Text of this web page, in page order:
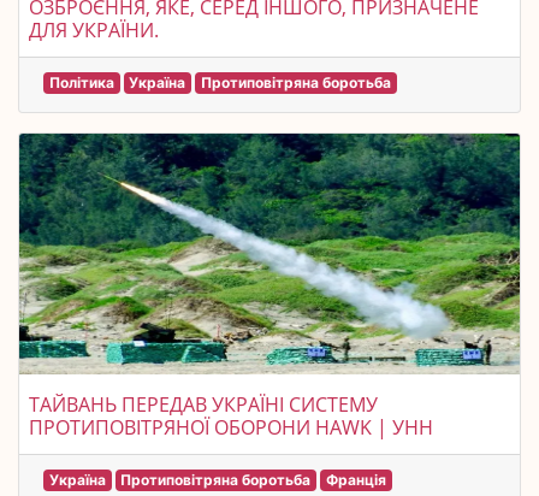
ОЗБРОЄННЯ, ЯКЕ, СЕРЕД ІНШОГО, ПРИЗНАЧЕНЕ
ДЛЯ УКРАЇНИ.
Політика Україна Протиповітряна боротьба
ТАЙВАНЬ ПЕРЕДАВ УКРАЇНІ СИСТЕМУ
ПРОТИПОВІТРЯНОЇ ОБОРОНИ HAWK | УНН
Україна Протиповітряна боротьба Франція